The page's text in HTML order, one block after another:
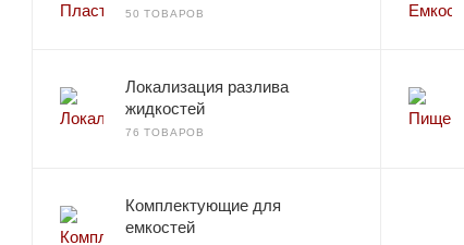
50 ТОВАРОВ
Локализация разлива
жидкостей
76 ТОВАРОВ
Комплектующие для
емкостей